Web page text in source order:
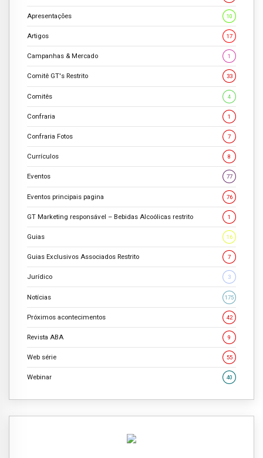
Apresentações 10
Artigos 17
Campanhas & Mercado 1
Comitê GT's Restrito 33
Comitês 4
Confraria 1
Confraria Fotos 7
Currículos 8
Eventos 77
Eventos principais pagina 76
GT Marketing responsável – Bebidas Alcoólicas restrito 1
Guias 16
Guias Exclusivos Associados Restrito 7
Jurídico 3
Notícias 175
Próximos acontecimentos 42
Revista ABA 9
Web série 55
Webinar 40